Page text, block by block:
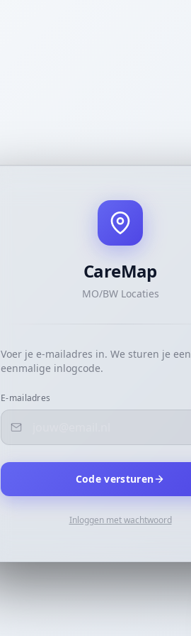
CareMap
MO/BW Locaties
Voer je e-mailadres in. We sturen je een
eenmalige inlogcode.
E-mailadres
Code versturen
Inloggen met wachtwoord